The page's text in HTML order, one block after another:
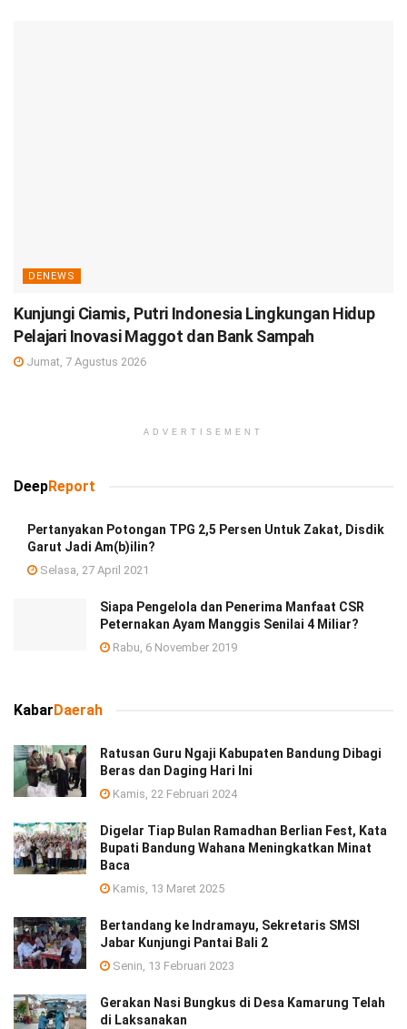
DENEWS
Kunjungi Ciamis, Putri Indonesia Lingkungan Hidup
Pelajari Inovasi Maggot dan Bank Sampah
Jumat, 7 Agustus 2026
ADVERTISEMENT
DeepReport
Pertanyakan Potongan TPG 2,5 Persen Untuk Zakat, Disdik
Garut Jadi Am(b)ilin?
Selasa, 27 April 2021
Siapa Pengelola dan Penerima Manfaat CSR
Peternakan Ayam Manggis Senilai 4 Miliar?
Rabu, 6 November 2019
Kabar Daerah
Ratusan Guru Ngaji Kabupaten Bandung Dibagi
Beras dan Daging Hari Ini
Kamis, 22 Februari 2024
Digelar Tiap Bulan Ramadhan Berlian Fest, Kata
Bupati Bandung Wahana Meningkatkan Minat
Baca
Kamis, 13 Maret 2025
Bertandang ke Indramayu, Sekretaris SMSI
Jabar Kunjungi Pantai Bali 2
Senin, 13 Februari 2023
Gerakan Nasi Bungkus di Desa Kamarung Telah
di Laksanakan